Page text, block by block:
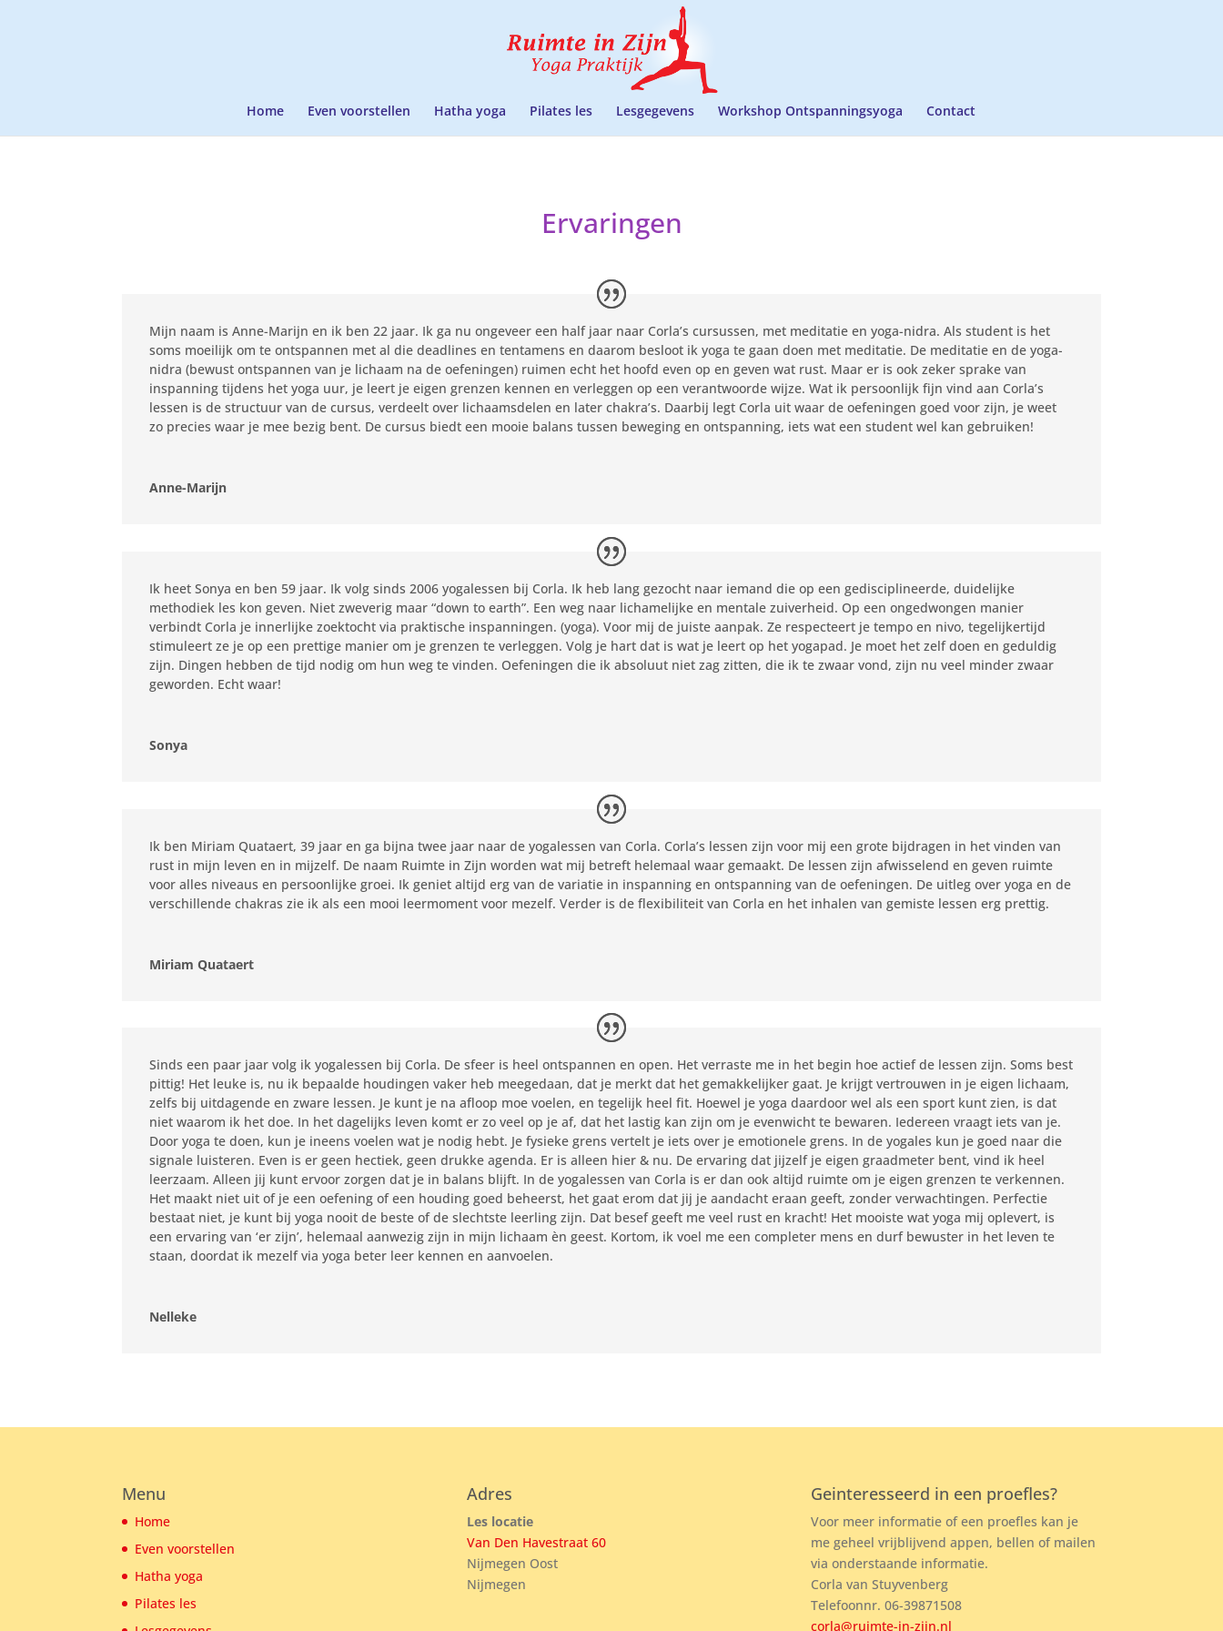
Home Even voorstellen Hatha yoga Pilates les Lesgegevens Workshop Ontspanningsyoga Contact
Ervaringen
Mijn naam is Anne-Marijn en ik ben 22 jaar. Ik ga nu ongeveer een half jaar naar Corla’s cursussen, met meditatie en yoga-nidra. Als student is het
soms moeilijk om te ontspannen met al die deadlines en tentamens en daarom besloot ik yoga te gaan doen met meditatie. De meditatie en de yoga-
nidra (bewust ontspannen van je lichaam na de oefeningen) ruimen echt het hoofd even op en geven wat rust. Maar er is ook zeker sprake van
inspanning tijdens het yoga uur, je leert je eigen grenzen kennen en verleggen op een verantwoorde wijze. Wat ik persoonlijk fijn vind aan Corla’s
lessen is de structuur van de cursus, verdeelt over lichaamsdelen en later chakra’s. Daarbij legt Corla uit waar de oefeningen goed voor zijn, je weet
zo precies waar je mee bezig bent. De cursus biedt een mooie balans tussen beweging en ontspanning, iets wat een student wel kan gebruiken!
Anne-Marijn
Ik heet Sonya en ben 59 jaar. Ik volg sinds 2006 yogalessen bij Corla. Ik heb lang gezocht naar iemand die op een gedisciplineerde, duidelijke
methodiek les kon geven. Niet zweverig maar “down to earth”. Een weg naar lichamelijke en mentale zuiverheid. Op een ongedwongen manier
verbindt Corla je innerlijke zoektocht via praktische inspanningen. (yoga). Voor mij de juiste aanpak. Ze respecteert je tempo en nivo, tegelijkertijd
stimuleert ze je op een prettige manier om je grenzen te verleggen. Volg je hart dat is wat je leert op het yogapad. Je moet het zelf doen en geduldig
zijn. Dingen hebben de tijd nodig om hun weg te vinden. Oefeningen die ik absoluut niet zag zitten, die ik te zwaar vond, zijn nu veel minder zwaar
geworden. Echt waar!
Sonya
Ik ben Miriam Quataert, 39 jaar en ga bijna twee jaar naar de yogalessen van Corla. Corla’s lessen zijn voor mij een grote bijdragen in het vinden van
rust in mijn leven en in mijzelf. De naam Ruimte in Zijn worden wat mij betreft helemaal waar gemaakt. De lessen zijn afwisselend en geven ruimte
voor alles niveaus en persoonlijke groei. Ik geniet altijd erg van de variatie in inspanning en ontspanning van de oefeningen. De uitleg over yoga en de
verschillende chakras zie ik als een mooi leermoment voor mezelf. Verder is de flexibiliteit van Corla en het inhalen van gemiste lessen erg prettig.
Miriam Quataert
Sinds een paar jaar volg ik yogalessen bij Corla. De sfeer is heel ontspannen en open. Het verraste me in het begin hoe actief de lessen zijn. Soms best
pittig! Het leuke is, nu ik bepaalde houdingen vaker heb meegedaan, dat je merkt dat het gemakkelijker gaat. Je krijgt vertrouwen in je eigen lichaam,
zelfs bij uitdagende en zware lessen. Je kunt je na afloop moe voelen, en tegelijk heel fit. Hoewel je yoga daardoor wel als een sport kunt zien, is dat
niet waarom ik het doe. In het dagelijks leven komt er zo veel op je af, dat het lastig kan zijn om je evenwicht te bewaren. Iedereen vraagt iets van je.
Door yoga te doen, kun je ineens voelen wat je nodig hebt. Je fysieke grens vertelt je iets over je emotionele grens. In de yogales kun je goed naar die
signale luisteren. Even is er geen hectiek, geen drukke agenda. Er is alleen hier & nu. De ervaring dat jijzelf je eigen graadmeter bent, vind ik heel
leerzaam. Alleen jij kunt ervoor zorgen dat je in balans blijft. In de yogalessen van Corla is er dan ook altijd ruimte om je eigen grenzen te verkennen.
Het maakt niet uit of je een oefening of een houding goed beheerst, het gaat erom dat jij je aandacht eraan geeft, zonder verwachtingen. Perfectie
bestaat niet, je kunt bij yoga nooit de beste of de slechtste leerling zijn. Dat besef geeft me veel rust en kracht! Het mooiste wat yoga mij oplevert, is
een ervaring van ‘er zijn’, helemaal aanwezig zijn in mijn lichaam èn geest. Kortom, ik voel me een completer mens en durf bewuster in het leven te
staan, doordat ik mezelf via yoga beter leer kennen en aanvoelen.
Nelleke
Menu
Home
Even voorstellen
Hatha yoga
Pilates les
Adres
Les locatie
Van Den Havestraat 60
Nijmegen Oost
Nijmegen
Geinteresseerd in een proefles?
Voor meer informatie of een proefles kan je
me geheel vrijblijvend appen, bellen of mailen
via onderstaande informatie.
Corla van Stuyvenberg
Telefoonnr. 06-39871508
corla@ruimte-in-zijn.nl